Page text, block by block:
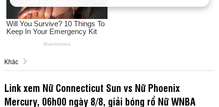
Khác
Link xem Nữ Connecticut Sun vs Nữ Phoenix
Mercury, 06h00 ngày 8/8, giải bóng rổ Nữ WNBA